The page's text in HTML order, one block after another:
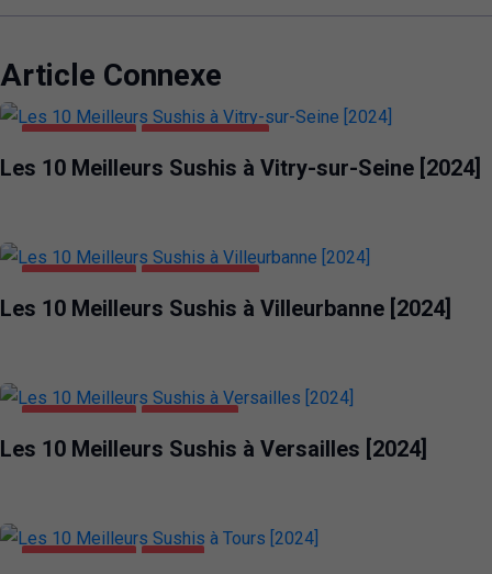
Article Connexe
Les 10 Meilleurs Sushis à Vitry-sur-Seine [2024]
Les 10 Meilleurs Sushis à Villeurbanne [2024]
Les 10 Meilleurs Sushis à Versailles [2024]